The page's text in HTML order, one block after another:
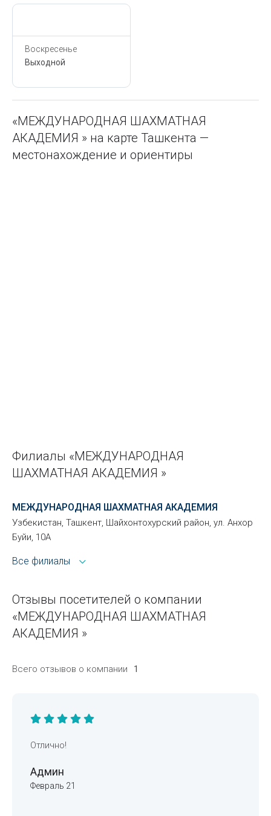
Воскресенье
Выходной
«МЕЖДУНАРОДНАЯ ШАХМАТНАЯ
АКАДЕМИЯ » на карте Ташкента —
местонахождение и ориентиры
Филиалы «МЕЖДУНАРОДНАЯ
ШАХМАТНАЯ АКАДЕМИЯ »
МЕЖДУНАРОДНАЯ ШАХМАТНАЯ АКАДЕМИЯ
Узбекистан, Ташкент, Шайхонтохурский район, ул. Анхор
Буйи, 10А
Все филиалы
Отзывы посетителей о компании
«МЕЖДУНАРОДНАЯ ШАХМАТНАЯ
АКАДЕМИЯ »
Всего отзывов о компании 1
Отлично!
Админ
Февраль 21